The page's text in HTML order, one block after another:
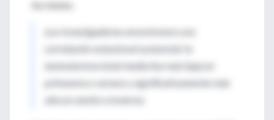
los meses.
Los investigadores encontraron una
correlación estacional sustancial: la
testosterona total media fue más baja en
primavera y verano y significativamente más
alta en otoño e invierno.